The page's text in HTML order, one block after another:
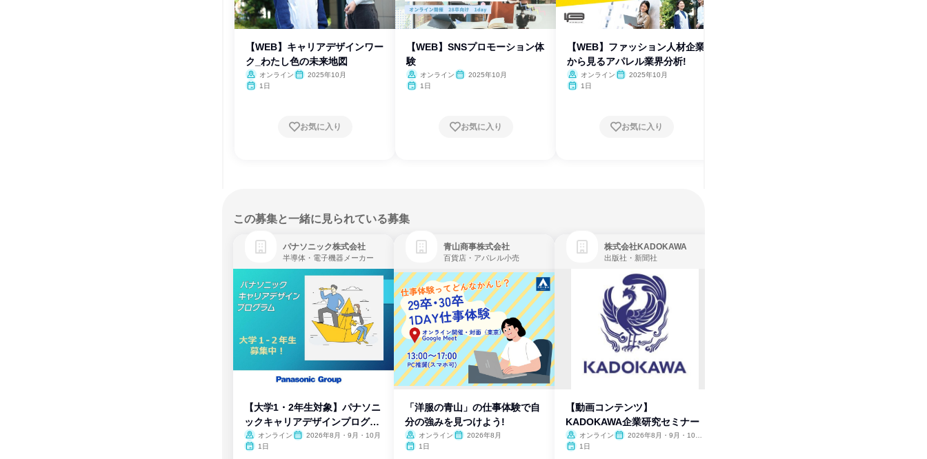
【WEB】キャリアデザインワー
ク_わたし色の未来地図
オンライン
2025年10月
1日
お気に入り
【WEB】SNSプロモーション体
験
オンライン
2025年10月
1日
お気に入り
【WEB】ファッション人材企業
から見るアパレル業界分析!
オンライン
2025年10月
1日
お気に入り
この募集と一緒に見られている募集
パナソニック株式会社
半導体・電子機器メーカー
【大学1・2年生対象】パナソニ
ックキャリアデザインプログラ
ム
オンライン
2026年8月・9月・10月
1日
青山商事株式会社
百貨店・アパレル小売
「洋服の青山」の仕事体験で自
分の強みを見つけよう!
オンライン
2026年8月
1日
株式会社KADOKAWA
出版社・新聞社
【動画コンテンツ】
KADOKAWA企業研究セミナー
オンライン
2026年8月・9月・10
1日